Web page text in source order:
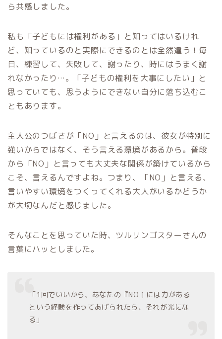
ら共感しました。
私も「子どもには権利がある」と知ってはいるけれ
ど、知っているのと実際にできるのとは全然違う！毎
日、練習して、失敗して、謝ったり、時にはうまく謝
れなかったり…。「子どもの権利を大事にしたい」と
思っていても、思うようにできない自分に落ち込むこ
ともあります。
主人公のつばさが「NO」と言えるのは、彼女が特別に
強いからではなく、そう言える環境があるから。普段
から「NO」と言っても大丈夫な関係が築けているから
こそ、言えるんですよね。つまり、「NO」と言える、
言いやすい環境をつくってくれる大人がいるかどうか
が大切なんだと感じました。
そんなことを思っていた時、ツルリンゴスターさんの
言葉にハッとしました。
「1回でいいから、あなたの『NO』には力がある
という経験を作ってあげられたら、それが光にな
る」